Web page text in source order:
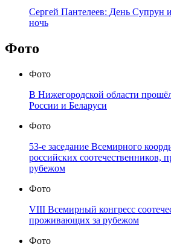
Сергей Пантелеев: День Супрун
ночь
Фото
Фото
В Нижегородской области
России и Беларуси
Фото
53-е заседание Всемирного
российских соотечественников,
рубежом
Фото
VIII Всемирный конгресс
проживающих за рубежом
Фото